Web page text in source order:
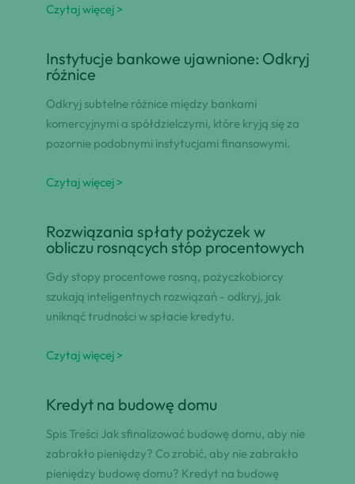
Czytaj więcej >
Instytucje bankowe ujawnione: Odkryj
różnice
Odkryj subtelne różnice między bankami
komercyjnymi a spółdzielczymi, które kryją się za
pozornie podobnymi instytucjami finansowymi.
Czytaj więcej >
Rozwiązania spłaty pożyczek w
obliczu rosnących stóp procentowych
Gdy stopy procentowe rosną, pożyczkobiorcy
szukają inteligentnych rozwiązań - odkryj, jak
uniknąć trudności w spłacie kredytu.
Czytaj więcej >
Kredyt na budowę domu
Spis Treści Jak sfinalizować budowę domu, aby nie
zabrakło pieniędzy? Co zrobić, aby nie zabrakło
pieniędzy budowę domu? Kredyt na budowę